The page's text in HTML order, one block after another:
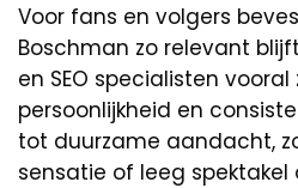
Voor fans en volgers
Boschman zo relevant
en SEO specialisten vooral
persoonlijkheid en
tot duurzame aandacht,
sensatie of leeg spektakel